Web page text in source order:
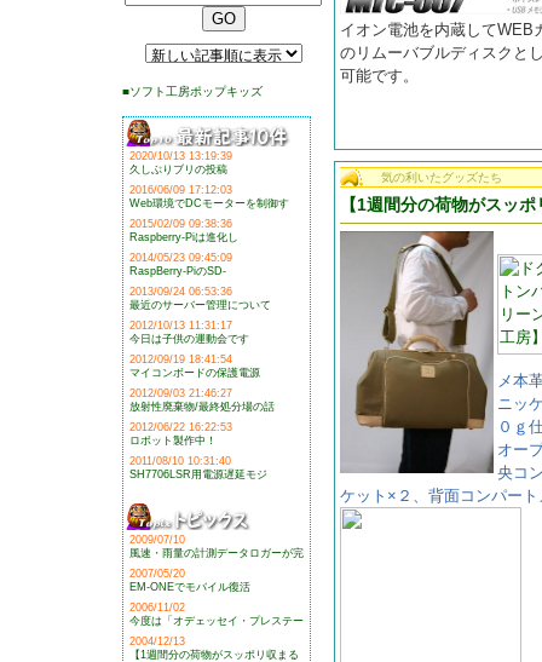
■ソフト工房ポップキッズ
2020/10/13 13:19:39
久しぶりブリの投稿
2016/06/09 17:12:03
Web環境でDCモーターを制御す
2015/02/09 09:38:36
Raspberry-Piは進化し
2014/05/23 09:45:09
RaspBerry-PiのSD-
2013/09/24 06:53:36
最近のサーバー管理について
2012/10/13 11:31:17
今日は子供の運動会です
2012/09/19 18:41:54
マイコンボードの保護電源
2012/09/03 21:46:27
放射性廃棄物/最終処分場の話
2012/06/22 16:22:53
ロボット製作中！
2011/08/10 10:31:40
SH7706LSR用電源遅延モジ
2009/07/10
風速・雨量の計測データロガーが完
2007/05/20
EM-ONEでモバイル復活
2006/11/02
今度は「オデェッセイ・プレステー
2004/12/13
【1週間分の荷物がスッポリ収まる
イオン電池を内蔵してWEB
のリムーバブルディスクと
可能です。
気の利いたグッズたち
【1週間分の荷物がスッ
メ
ニッ
０ｇ
オー
央コ
ケット×２、背面コンパー